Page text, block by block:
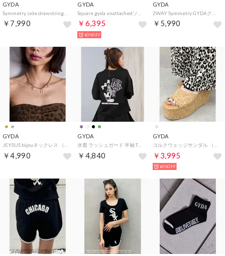
GYDA
￥7,990
GYDA
￥6,395
60%OFF
GYDA
￥5,990
GYDA
￥4,990
GYDA
￥4,840
GYDA
￥3,995
60%OFF